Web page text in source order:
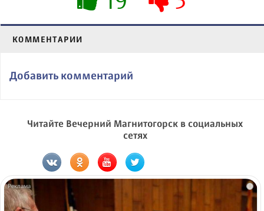
КОММЕНТАРИИ
Добавить комментарий
Читайте Вечерний Магнитогорск в социальных
сетях
i